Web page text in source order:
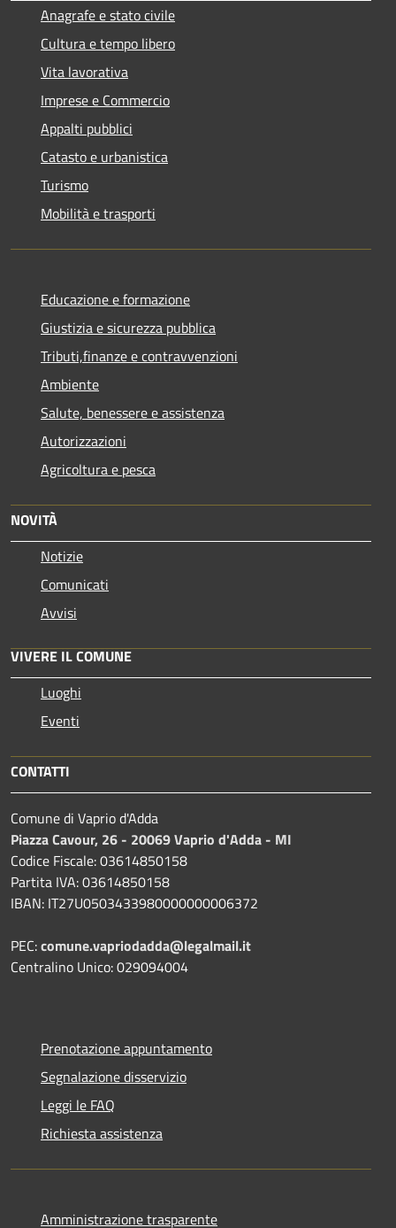
Anagrafe e stato civile
Cultura e tempo libero
Vita lavorativa
Imprese e Commercio
Appalti pubblici
Catasto e urbanistica
Turismo
Mobilità e trasporti
Educazione e formazione
Giustizia e sicurezza pubblica
Tributi,finanze e contravvenzioni
Ambiente
Salute, benessere e assistenza
Autorizzazioni
Agricoltura e pesca
NOVITÀ
Notizie
Comunicati
Avvisi
VIVERE IL COMUNE
Luoghi
Eventi
CONTATTI
Comune di Vaprio d'Adda
Piazza Cavour, 26 - 20069 Vaprio d'Adda - MI
Codice Fiscale: 03614850158
Partita IVA: 03614850158
IBAN: IT27U0503433980000000006372
PEC:comune.vapriodadda@legalmail.it
Centralino Unico: 029094004
Prenotazione appuntamento
Segnalazione disservizio
Leggi le FAQ
Richiesta assistenza
Amministrazione trasparente